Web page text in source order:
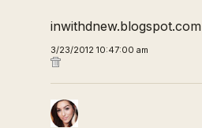
inwithdnew.blogspot.com
3/23/2012 10:47:00 am